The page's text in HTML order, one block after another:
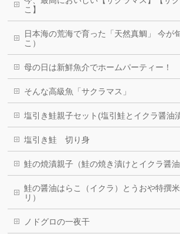
こ】
日本海の荒海で育った「天然真鯛」 今
こ）
母の日は新鮮魚介でホームパーティー！
そんな高級魚「サクラマス」
塩引き鮭親子セット(塩引鮭とイクラ醤油
塩引き鮭 切り身
鮭の焼漬親子（鮭の焼き漬けとイクラ醤油
鮭の醤油はらこ（イクラ）とうおや特撰
リ）
ノドグロの一夜干